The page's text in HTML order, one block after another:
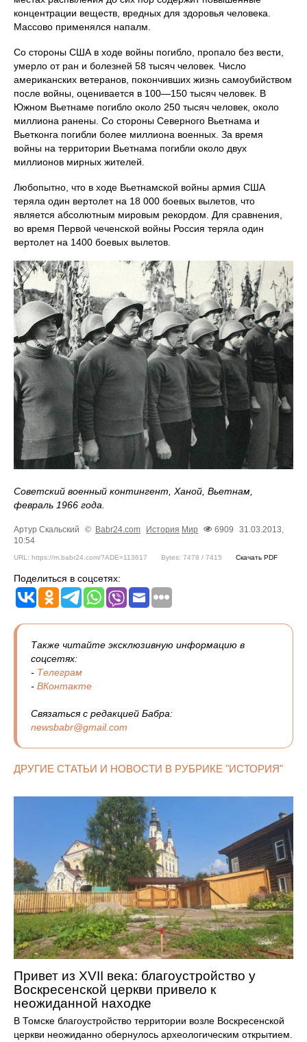
концентрации веществ, вредных для здоровья человека.
Массово применялся напалм.
Со стороны США в ходе войны погибло, пропало без вести,
умерло от ран и болезней 58 тысяч человек. Число
американских ветеранов, покончивших жизнь самоубийством
после войны, оценивается в 100—150 тысяч человек. В
Южном Вьетнаме погибло около 250 тысяч человек, около
миллиона ранены. Со стороны Северного Вьетнама и
Вьетконга погибли более миллиона военных. За время
войны на территории Вьетнама погибли около двух
миллионов мирных жителей.
Любопытно, что в ходе Вьетнамской войны армия США
теряла один вертолет на 18 000 боевых вылетов, что
является абсолютным мировым рекордом. Для сравнения,
во время Первой чеченской войны Россия теряла один
вертолет на 1400 боевых вылетов.
Советский военный контингент, Ханой, Вьетнам,
февраль 1966 года.
Артур Скальский © Babr24.com История Мир 6909
31.03.2013,
10:54
URL: https://m.babr24.com/?ADE=113617 Bytes: 7478 / 7415 Скачать PDF
Поделиться в соцсетях:
Также читайте эксклюзивную информацию в
соцсетях:
- Телеграм
- ВКонтакте
Связаться с редакцией Бабра:
newsbabr@gmail.com
ДРУГИЕ СТАТЬИ И НОВОСТИ В РУБРИКЕ "ИСТОРИЯ"
Привет из XVII века: благоустройство у
Воскресенской церкви привело к
неожиданной находке
В Томске благоустройство территории возле Воскресенской
церкви неожиданно обернулось археологическим открытием.